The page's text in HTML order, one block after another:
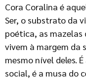
Cora Coralina é
Ser, o substrato da
poética, as
vivem à margem da
mesmo nível deles.
social, é a musa do